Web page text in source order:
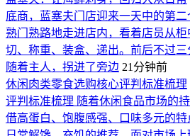
底商，蓝塞夫门店迎来一天中的第二
熟门熟路地走进店内，看着店员从
切、称重、装盒、递出。前后不过
随着主人，拐进了旁边 21分钟前
休闲肉类零食选购核心评判标准梳理
评判标准梳理 随着休闲食品市场的
借高蛋白、饱腹感强、口味多元的